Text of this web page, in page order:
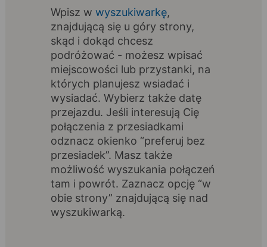
Wpisz w wyszukiwarkę,
znajdującą się u góry strony,
skąd i dokąd chcesz
podróżować - możesz wpisać
miejscowości lub przystanki, na
których planujesz wsiadać i
wysiadać. Wybierz także datę
przejazdu. Jeśli interesują Cię
połączenia z przesiadkami
odznacz okienko “preferuj bez
przesiadek”. Masz także
możliwość wyszukania połączeń
tam i powrót. Zaznacz opcję “w
obie strony” znajdującą się nad
wyszukiwarką.